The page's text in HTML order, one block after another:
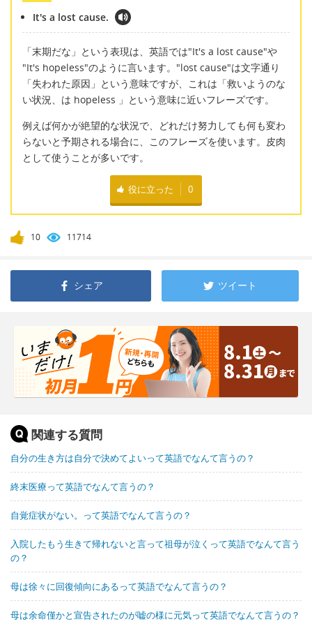
It's a lost cause.
「末期だな」という表現は、英語では"It's a lost cause"や
"It's hopeless"のように言います。"lost cause"は文字通り
「失われた原因」という意味ですが、これは「救いようのな
い状況、は hopeless 」という意味に近いフレーズです。
例えば何かが絶望的な状況で、どれだけ努力しても何も変わ
らないと予期される場合に、このフレーズを使います。皮肉
として使うことが多いです。
役に立った 0
10 11714
シェア ツイート
関連する質問
自分の生き方は自分で決めてよいって英語でなんて言うの？
終末医療って英語でなんて言うの？
自覚症状がない。って英語でなんて言うの？
入院したもう生きて帰れないと言って祖母が泣くって英語でなんて言う
の？
母は徐々に回復傾向にあるって英語でなんて言うの？
母は余命僅かと宣告されたのが嘘の様に元気って英語でなんて言うの？